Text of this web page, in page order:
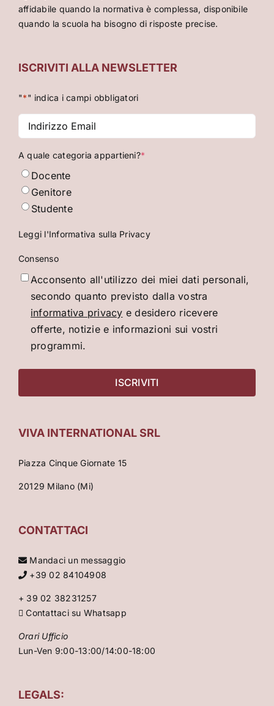
affidabile quando la normativa è complessa, disponibile
quando la scuola ha bisogno di risposte precise.
ISCRIVITI ALLA NEWSLETTER
"*" indica i campi obbligatori
Indirizzo
Email*
A quale categoria appartieni?*
Docente
Genitore
Studente
Leggi l'Informativa sulla Privacy
Consenso
Acconsento all'utilizzo dei miei dati personali,
secondo quanto previsto dalla vostra
informativa privacy e desidero ricevere
offerte, notizie e informazioni sui vostri
programmi.
VIVA INTERNATIONAL SRL
Piazza Cinque Giornate 15
20129 Milano (Mi)
CONTATTACI
Mandaci un messaggio
+39 02 84104908
+ 39 02 38231257
Contattaci su Whatsapp
Orari Ufficio
Lun-Ven 9:00-13:00/14:00-18:00
LEGALS: